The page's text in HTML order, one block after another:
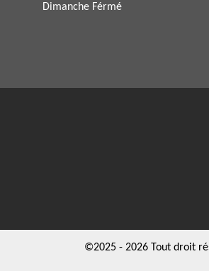
Dimanche Férmé
©2025 - 2026 Tout droit